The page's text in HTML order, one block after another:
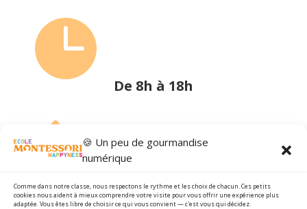
🍪 Un peu de gourmandise
numérique
Comme dans notre classe, nous respectons le rythme et les choix de chacun. Ces petits
cookies nous aident à mieux comprendre votre visite pour vous offrir une expérience plus
adaptée. Vous êtes libre de choisir ce qui vous convient — c'est vous qui décidez.

De 8h à 18h

Immersion en forêt